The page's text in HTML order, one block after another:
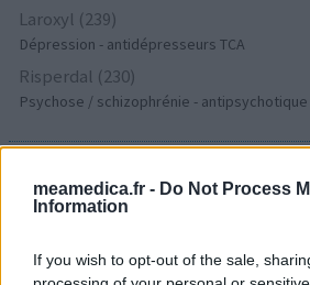
meamedica.fr - Do Not Process
Information
If you wish to opt-out of the sale,
Laroxyl (239)
Dépression - antidépresseurs TCA
Risperdal (230)
Psychose / schizophrénie - antipsychotique
Les évaluations de cette page sont
eux-mêmes ; ces avis sont d’abord
partager des évaluations, il n’est pas